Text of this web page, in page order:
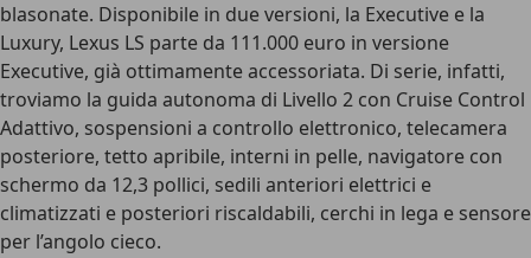
blasonate. Disponibile in due versioni, la Executive e la
Luxury, Lexus LS parte da 111.000 euro in versione
Executive, già ottimamente accessoriata. Di serie, infatti,
troviamo la guida autonoma di Livello 2 con Cruise Control
Adattivo, sospensioni a controllo elettronico, telecamera
posteriore, tetto apribile, interni in pelle, navigatore con
schermo da 12,3 pollici, sedili anteriori elettrici e
climatizzati e posteriori riscaldabili, cerchi in lega e sensore
per l’angolo cieco.